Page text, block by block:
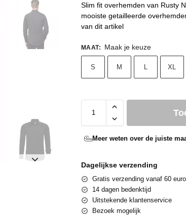
Slim fit overhemden van Rusty
mooiste getailleerde
van dit artikel
MAAT: Maak je keuze
S M L XL
Meer weten over de juiste
Dagelijkse verzending
Gratis verzending vanaf 60 euro
14 dagen bedenktijd
Uitstekende klantenservice
Bezoek mogelijk